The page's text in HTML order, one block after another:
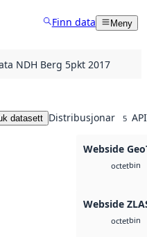
Finn data Meny
NDH Berg 5pkt 2017
datasett Distribusjonar 5
Webside
octetbin
Webside
octetbin